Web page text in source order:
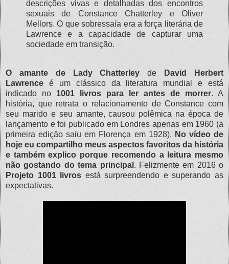
descrições vivas e detalhadas dos encontros
sexuais de Constance Chatterley e Oliver
Mellors. O que sobressaía era a força literária de
Lawrence e a capacidade de capturar uma
sociedade em transição.
O amante de Lady Chatterley de
David Herbert
Lawrence é um clássico da literatura mundial e está
indicado no 1001 livros para ler antes de morrer. A
história, que retrata o relacionamento de Constance com
seu marido e seu amante, causou polêmica na época de
lançamento e foi publicado em Londres apenas em 1960 (a
primeira edição saiu em Florença em 1928). No vídeo de
hoje eu compartilho meus aspectos favoritos da história
e também explico porque recomendo a leitura mesmo
não gostando do tema principal . Felizmente em 2016 o
Projeto 1001 livros está surpreendendo e superando as
expectativas.